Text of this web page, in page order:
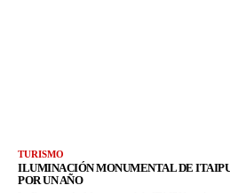
TURISMO
ILUMINACIÓN MONUMENTAL DE
POR UN AÑO